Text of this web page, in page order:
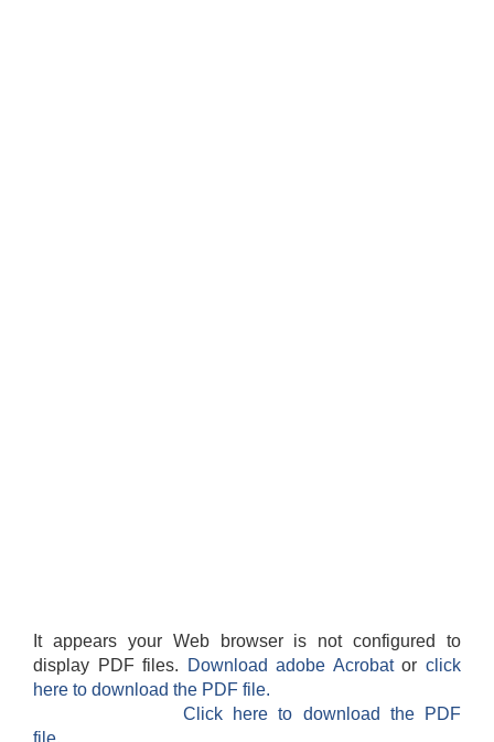
It appears your Web browser is not configured to
display PDF files.
Download adobe Acrobatorclick
here to download the PDF file.
Click here to download the PDF